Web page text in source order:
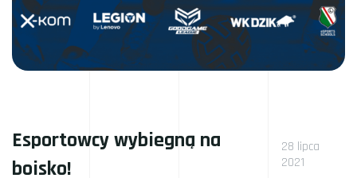
Esportowcy wybiegną na
boisko!
28 lipca
2021